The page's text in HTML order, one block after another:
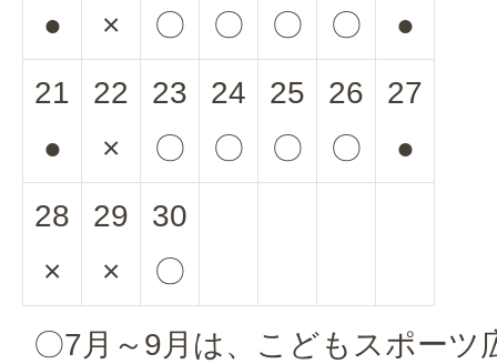
● × 〇 〇 〇 〇
●
21
●
22
×
23
〇
24
〇
25
〇
26
〇
27
●
28
×
29
×
30
〇
〇7月～9月は、こどもスポーツ